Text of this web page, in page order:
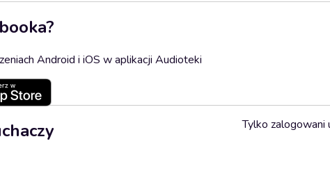
Android i iOS w aplikacji Audioteki
Tylko zalogowani